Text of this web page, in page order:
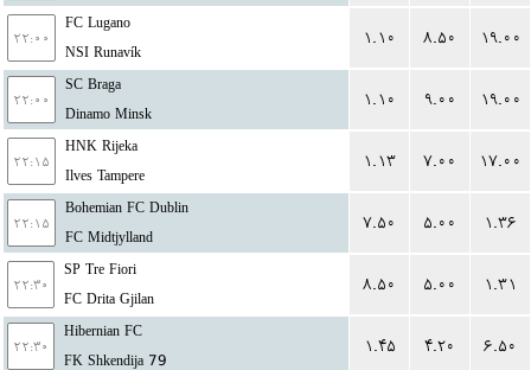
۲۲:۰۰
FC Lugano
NSI Runavík
۱.۱۰ ۸.۵۰ ۱۹.۰۰
۲۲:۰۰
SC Braga
Dinamo Minsk
۱.۱۰ ۹.۰۰ ۱۹.۰۰
۲۲:۱۵
HNK Rijeka
Ilves Tampere
۱.۱۳ ۷.۰۰ ۱۷.۰۰
۲۲:۱۵
Bohemian FC Dublin
FC Midtjylland
۷.۵۰ ۵.۰۰ ۱.۳۶
۲۲:۳۰
SP Tre Fiori
FC Drita Gjilan
۸.۵۰ ۵.۰۰ ۱.۳۱
۲۲:۳۰
Hibernian FC
FK Shkendija 79
۱.۴۵ ۴.۲۰ ۶.۵۰